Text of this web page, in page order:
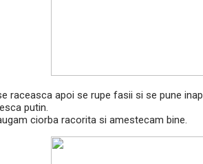
apoi se rupe fasii si se pune
putin.
ciorba racorita si amestecam bine.